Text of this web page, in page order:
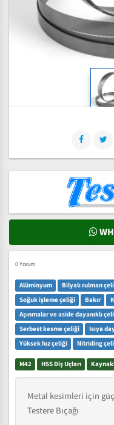
0 Yorum
Alüminyum Bilyalı rulman
Soğuk işleme çeliği
Bakır
Aşınmalar ve aside dayanıklı
Serbest kesme çeliği
Isıya
Yüksek hız çeliği
Nitriding
M42 HSS Diş Uçları
Metal kesimleri için
Testere Bıçağı